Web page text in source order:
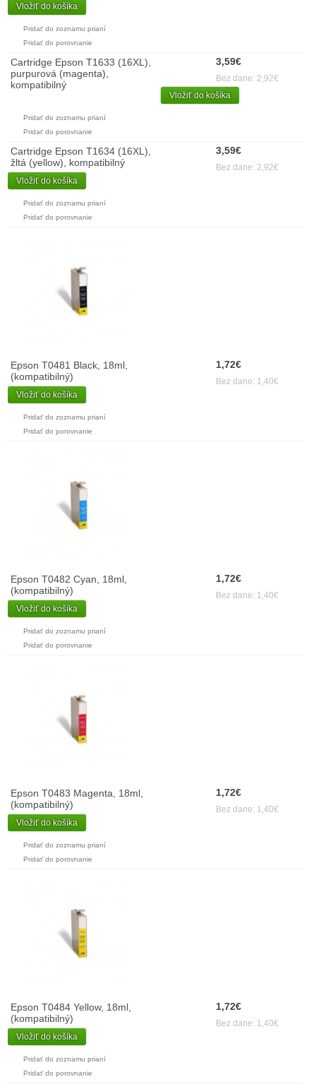
Vložiť do košíka
Pridať do zoznamu prianí
Pridať do porovnanie
Cartridge Epson T1633 (16XL),
purpurová (magenta),
kompatibilný
3,59€
Bez dane: 2,92€
Vložiť do košíka
Pridať do zoznamu prianí
Pridať do porovnanie
Cartridge Epson T1634 (16XL),
žltá (yellow), kompatibilný
3,59€
Bez dane: 2,92€
Vložiť do košíka
Pridať do zoznamu prianí
Pridať do porovnanie
Epson T0481 Black, 18ml,
(kompatibilný)
1,72€
Bez dane: 1,40€
Vložiť do košíka
Pridať do zoznamu prianí
Pridať do porovnanie
Epson T0482 Cyan, 18ml,
(kompatibilný)
1,72€
Bez dane: 1,40€
Vložiť do košíka
Pridať do zoznamu prianí
Pridať do porovnanie
Epson T0483 Magenta, 18ml,
(kompatibilný)
1,72€
Bez dane: 1,40€
Vložiť do košíka
Pridať do zoznamu prianí
Pridať do porovnanie
Epson T0484 Yellow, 18ml,
(kompatibilný)
1,72€
Bez dane: 1,40€
Vložiť do košíka
Pridať do zoznamu prianí
Pridať do porovnanie